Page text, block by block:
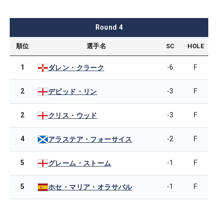
Round 4
順位 選手名 SC HOLE
1 ダレン・クラーク -6 F
2 デビッド・リン -3 F
2 クリス・ウッド -3 F
4 アラステア・フォーサイス -2 F
5 グレーム・ストーム -1 F
5 ホセ・マリア・オラサバル -1 F